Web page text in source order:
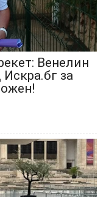
Венелин
за